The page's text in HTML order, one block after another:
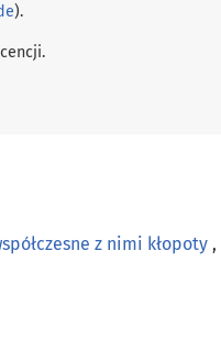
).
z nimi kłopoty ,